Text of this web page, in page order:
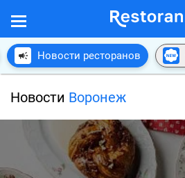
Новости ресторанов
Новости Воронеж